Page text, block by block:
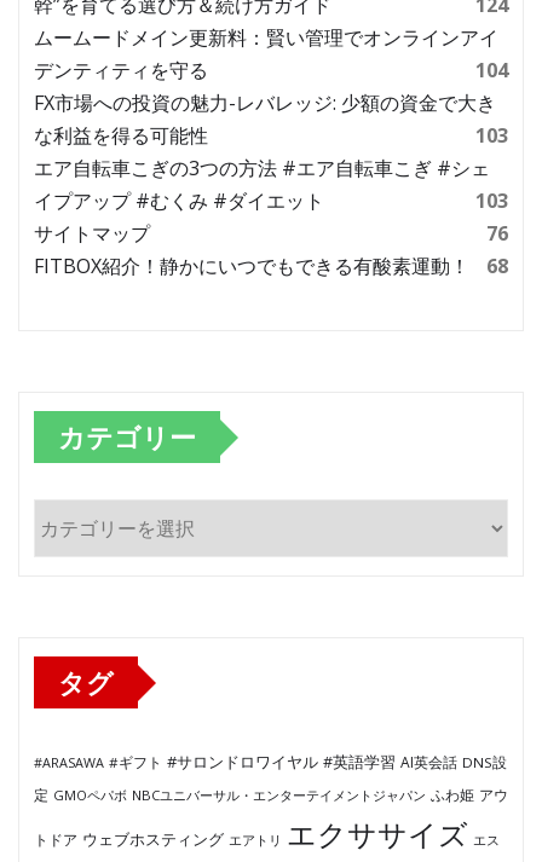
ムームードメイン更新料：賢い管理でオンラインアイ
デンティティを守る
104
FX市場への投資の魅力-レバレッジ: 少額の資金で大き
な利益を得る可能性
103
エア自転車こぎの3つの方法 #エア自転車こぎ #シェ
イプアップ #むくみ #ダイエット
103
サイトマップ
76
FITBOX紹介！静かにいつでもできる有酸素運動！
68
カテゴリー
テ
タグ
#ARASAWA #ギフト #サロンドロワイヤル #英語学習 AI英会話 DNS設
定 GMOペパボ NBCユニバーサル・エンターテイメントジャパン ふわ姫 アウ
トドア ウェブホスティング エアトリ エクササイズ エス